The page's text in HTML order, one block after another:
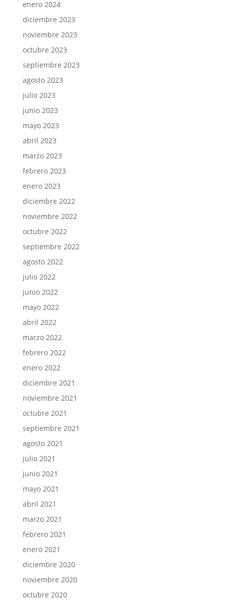
enero 2024
diciembre 2023
noviembre 2023
octubre 2023
septiembre 2023
agosto 2023
julio 2023
junio 2023
mayo 2023
abril 2023
marzo 2023
febrero 2023
enero 2023
diciembre 2022
noviembre 2022
octubre 2022
septiembre 2022
agosto 2022
julio 2022
junio 2022
mayo 2022
abril 2022
marzo 2022
febrero 2022
enero 2022
diciembre 2021
noviembre 2021
octubre 2021
septiembre 2021
agosto 2021
julio 2021
junio 2021
mayo 2021
abril 2021
marzo 2021
febrero 2021
enero 2021
diciembre 2020
noviembre 2020
octubre 2020